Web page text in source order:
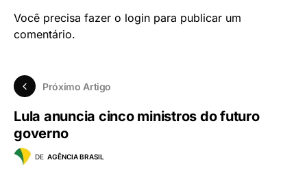
Você precisa fazer o login para publicar um
comentário.
Próximo Artigo
Lula anuncia cinco ministros do futuro
governo
DE AGÊNCIA BRASIL